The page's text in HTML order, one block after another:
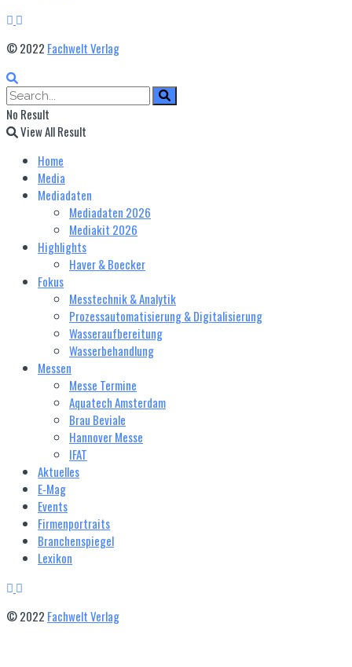
© 2022 Fachwelt Verlag
No Result
View All Result
Home
Media
Mediadaten
Mediadaten 2026
Mediakit 2026
Highlights
Haver & Boecker
Fokus
Messtechnik & Analytik
Prozessautomatisierung & Digitalisierung
Wasseraufbereitung
Wasserbehandlung
Messen
Messe Termine
Aquatech Amsterdam
Brau Beviale
Hannover Messe
IFAT
Aktuelles
E‑Mag
Events
Firmenportraits
Branchenspiegel
Lexikon
© 2022 Fachwelt Verlag